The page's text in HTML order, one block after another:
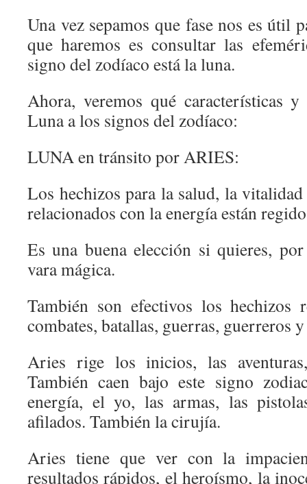
Una vez sepamos que fase nos es útil
que haremos es consultar las
signo del zodíaco está la luna.
Ahora, veremos qué características
Luna a los signos del zodíaco:
LUNA en tránsito por ARIES:
Los hechizos para la salud, la
relacionados con la energía están
Es una buena elección si quieres,
vara mágica.
También son efectivos los hechizos
combates, batallas, guerras, guerreros
Aries rige los inicios, las
También caen bajo este signo
energía, el yo, las armas, las
afilados. También la cirujía.
Aries tiene que ver con la
resultados rápidos, el heroísmo, la